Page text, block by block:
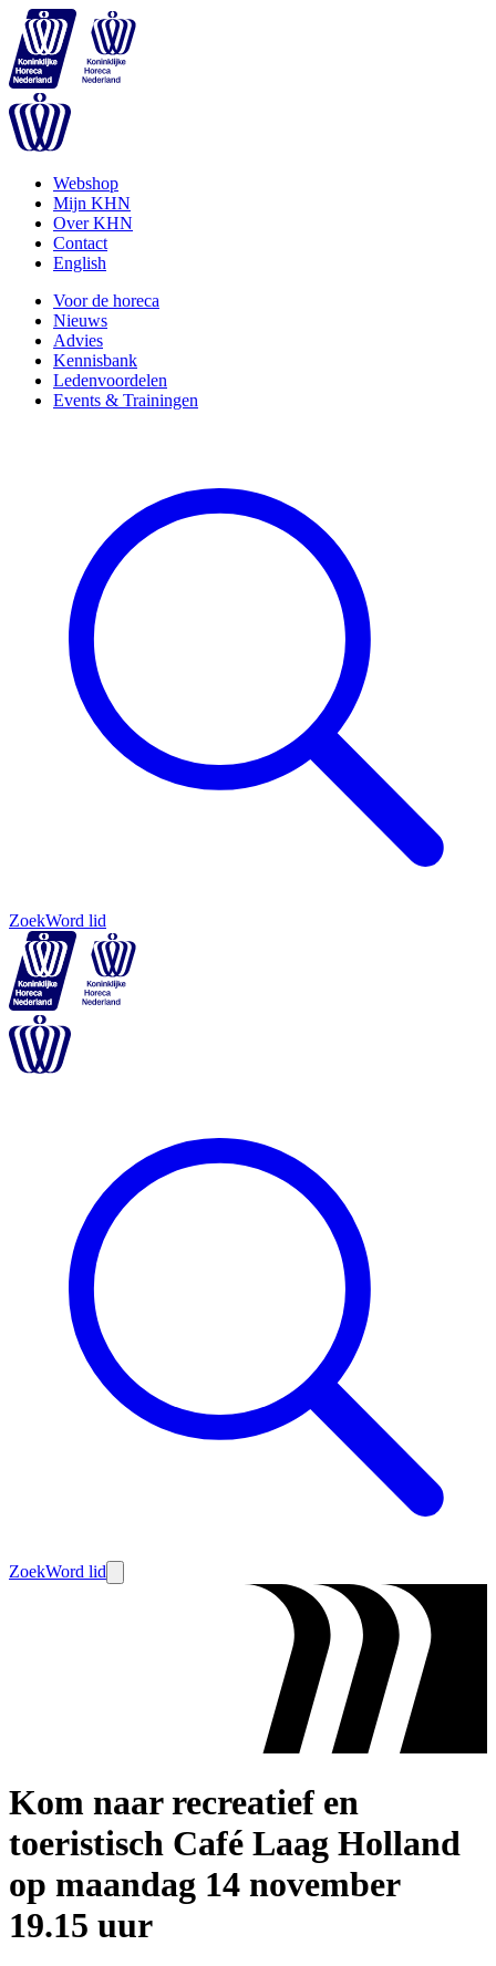
Webshop
Mijn KHN
Over KHN
Contact
English
Voor de horeca
Nieuws
Advies
Kennisbank
Ledenvoordelen
Events & Trainingen
ZoekWord lid
ZoekWord lid
Kom naar recreatief en
toeristisch Café Laag Holland
op maandag 14 november
19.15 uur